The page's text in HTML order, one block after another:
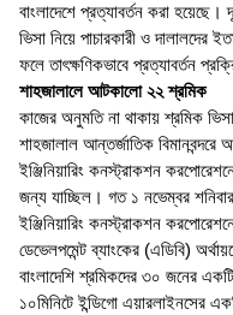
বাংলাদেশে প্রত্যাবর্তন করা
ভিসা নিয়ে পাচারকারী ও দালালদের
ফলে তাৎক্ষণিকভাবে প্রত্যাবর্তন
শাহজালালে আটকালো ২২ শ্রমিক
কাজের অনুমতি না থাকায় শ্রমিক
শাহজালাল আন্তর্জাতিক
ইঞ্জিনিয়ারিং কনস্ট্রাকশন
জন্য যাচ্ছিল। গত ১ নভেম্বর
ইঞ্জিনিয়ারিং কনস্ট্রাকশন
ডেভেলপমেন্ট ব্যাংকের (এডিবি)
বাংলাদেশি শ্রমিকদের ৩০ জনের
১০মিনিটে ইন্ডিগো এয়ারলাইনসের